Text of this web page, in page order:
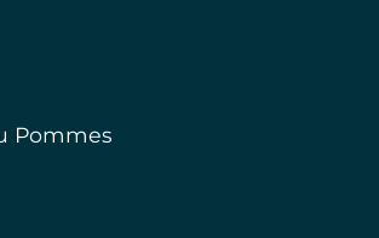
Pommes